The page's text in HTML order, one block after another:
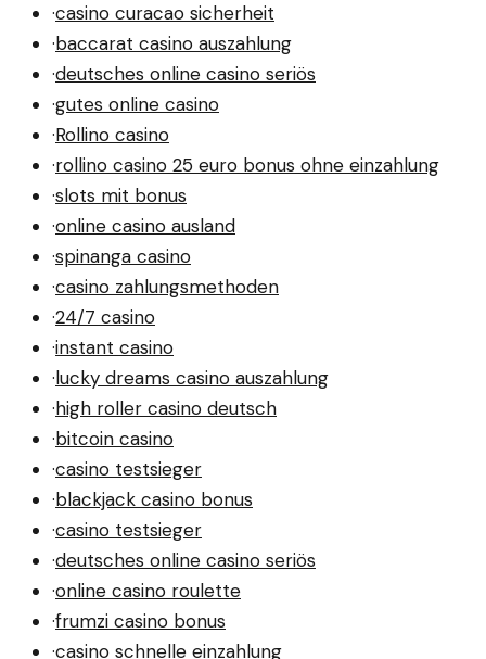
·casino curacao sicherheit
·baccarat casino auszahlung
·deutsches online casino seriös
·gutes online casino
·Rollino casino
·rollino casino 25 euro bonus ohne einzahlung
·slots mit bonus
·online casino ausland
·spinanga casino
·casino zahlungsmethoden
·24/7 casino
·instant casino
·lucky dreams casino auszahlung
·high roller casino deutsch
·bitcoin casino
·casino testsieger
·blackjack casino bonus
·casino testsieger
·deutsches online casino seriös
·online casino roulette
·frumzi casino bonus
·casino schnelle einzahlung